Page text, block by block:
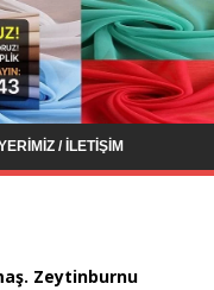
/ İLETIŞIM
Zeytinburnu